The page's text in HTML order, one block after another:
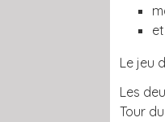
Le jeu
Les
Tour